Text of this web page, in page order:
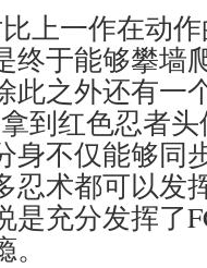
比上一作在动
终于能够攀墙
此之外还有一
到红色忍者
身不仅能够同
忍术都可以发
是充分发挥了